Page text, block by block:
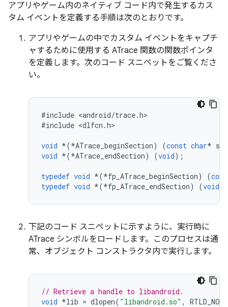
アプリやゲーム内のネイティブ コード内で発生するカス
タム イベントを定義する手順は次のとおりです。
アプリやゲームの中でカスタム イベントをキャプチ
ャするために使用する ATrace 関数の関数ポインタ
を定義します。次のコード スニペットをご覧くださ
い。
#include <android/trace.h>
#include <dlfcn .h>
void *(*ATrace_beginSection) (const char*
void *(*ATrace_endSection) (void);
typedef void *(*fp_ATrace_beginSection) (
typedef void *(*fp_ATrace_endSection) (void
下記のコード スニペットに示すように、実行時に
ATrace シンボルをロードします。このプロセスは通
常、オブジェクト コンストラクタ内で実行します。
// Retrieve a handle to libandroid.
void *lib = dlopen( "libandroid.so" , RTLD_NOW